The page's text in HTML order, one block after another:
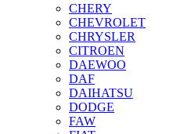
CHERY
CHEVROLET
CHRYSLER
CITROEN
DAEWOO
DAF
DAIHATSU
DODGE
FAW